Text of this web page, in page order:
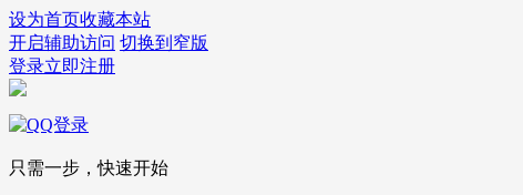
设为首页收藏本站
开启辅助访问 切换到窄版
登录立即注册
只需一步，快速开始